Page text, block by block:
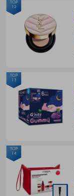
TOP
12
TOP
13
TOP
14